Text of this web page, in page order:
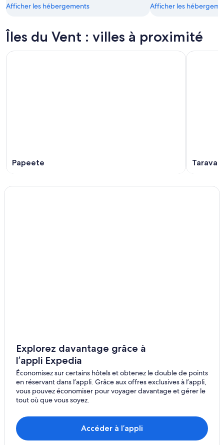
Afficher les hébergements Afficher les
Îles du Vent : villes à proximité
Papeete Taravao
Explorez davantage grâce à
l’appli Expedia
Économisez sur certains hôtels et obtenez le double de points
en réservant dans l’appli. Grâce aux offres exclusives à l’appli,
vous pouvez économiser pour voyager davantage et gérer le
tout où que vous soyez.
Accéder à l’appli